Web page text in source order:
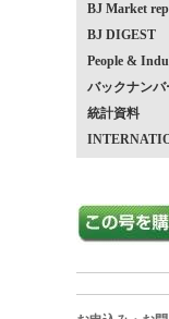
BJ Market
BJ DIGEST
People &
バックナンバ
統計資料